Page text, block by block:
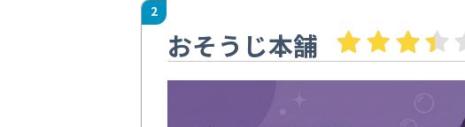
2
おそうじ本舗